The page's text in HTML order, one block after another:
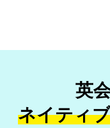
英
ネイティ